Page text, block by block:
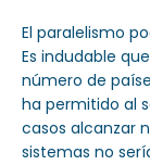
El paralelismo
Es indudable
número de
ha permitido al
casos alcanzar
sistemas no